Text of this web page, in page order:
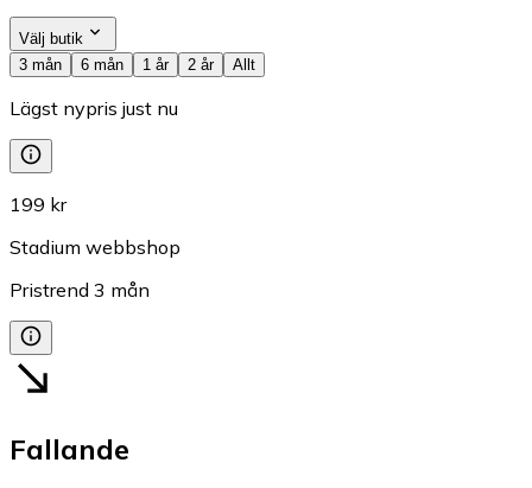
Välj butik
3 mån
6 mån 1 år 2 år Allt
Lägst nypris just nu
199 kr
Stadium webbshop
Pristrend 3 mån
Fallande